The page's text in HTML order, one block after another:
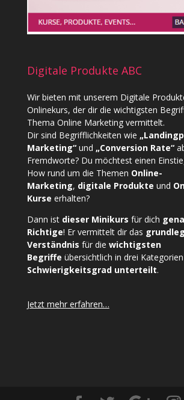
Digitale Produkte ABC
Wir bieten mit unserem Digitale
Onlinekurs, der dir die wichtigsten
Thema Online Marketing vermittelt.
Dir sind Begrifflichkeiten wie
Marketing“und „Conversion Rate“
Fremdworte? Du möchtest einen
How rund um die Themen Online-
Marketing, digitale Produkte und
Kurse erhalten?
Dann ist dieser Minikurs für dich
Richtige! Er vermittelt dir das
Verständnis für die wichtigsten
Begriffe übersichtlich in drei Kategorien
Schwierigkeitsgrad unterteilt.
Jetzt mehr erfahren…